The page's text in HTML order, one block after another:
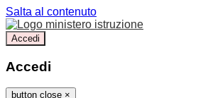
Salta al contenuto
Accedi
Accedi
button close ×